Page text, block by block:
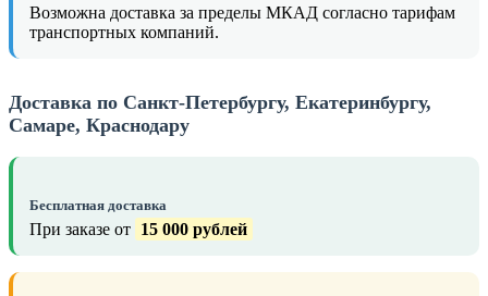
Возможна доставка за пределы МКАД согласно тарифам
транспортных компаний.
Доставка по Санкт-Петербургу, Екатеринбургу,
Самаре, Краснодару
Бесплатная доставка
При заказе от 15 000 рублей